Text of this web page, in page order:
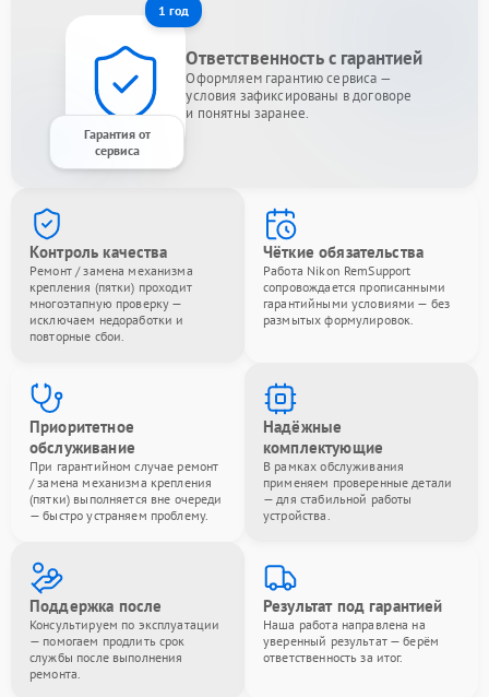
1 год
Гарантия от
сервиса
Ответственность с гарантией
Оформляем гарантию сервиса —
условия зафиксированы в договоре
и понятны заранее.
Контроль качества
Ремонт / замена механизма
крепления (пятки) проходит
многоэтапную проверку —
исключаем недоработки и
повторные сбои.
Чёткие обязательства
Работа Nikon RemSupport
сопровождается прописанными
гарантийными условиями — без
размытых формулировок.
Приоритетное
обслуживание
При гарантийном случае ремонт
/ замена механизма крепления
(пятки) выполняется вне очереди
— быстро устраняем проблему.
Надёжные
комплектующие
В рамках обслуживания
применяем проверенные детали
— для стабильной работы
устройства.
Поддержка после
Консультируем по эксплуатации
— помогаем продлить срок
службы после выполнения
ремонта.
Результат под гарантией
Наша работа направлена на
уверенный результат — берём
ответственность за итог.